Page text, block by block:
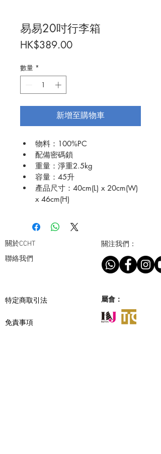
易易20吋行李箱
HK$389.00價
數量 *
新增至購物車
物料： 100%PC
配備密碼鎖
重量：淨重2.5kg
容量： 45升
產品尺寸： 40cm(L) x 20cm(W)
x 46cm(H)
關於CCHT
聯絡我們
關注我們：
​特定商取引法 屬會：
免責事項